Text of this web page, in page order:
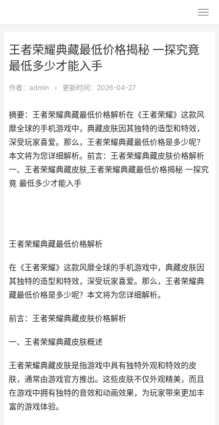
王者荣耀典藏最低价格揭秘 一探究竟
最低多少才能入手
作者： admin • 更新时间：2026-04-27
摘要：王者荣耀典藏最低价格解析在《王者荣耀》这款风
靡全球的手机游戏中，典藏皮肤因其独特的造型和特效，
深受玩家喜爱。那么，王者荣耀典藏最低价格是多少呢？
本文将为您详细解析。前言：王者荣耀典藏皮肤价格解析
一、王者荣耀典藏皮肤,王者荣耀典藏最低价格揭秘 一探究
竟 最低多少才能入手
王者荣耀典藏最低价格解析
在《王者荣耀》这款风靡全球的手机游戏中，典藏皮肤因
其独特的造型和特效，深受玩家喜爱。那么，王者荣耀典
藏最低价格是多少呢？本文将为您详细解析。
前言：王者荣耀典藏皮肤价格解析
一、王者荣耀典藏皮肤概述
王者荣耀典藏皮肤是指游戏中具有独特外观和特效的皮
肤，通常由游戏官方推出。这些皮肤不仅外观精美，而且
在游戏中拥有独特的音效和动画效果，为玩家带来更加丰
富的游戏体验。